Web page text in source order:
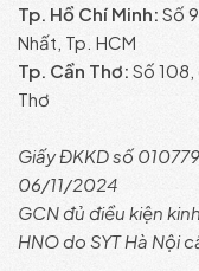
Tp. Hồ Chí Minh: Số
Nhất, Tp. HCM
Tp. Cần Thơ: Số
Thơ
Giấy ĐKKD số
06/11/2024
GCN đủ điều kiện
HNO do SYT Hà Nội